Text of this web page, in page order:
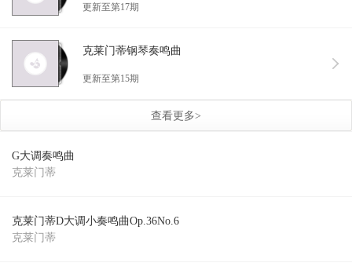
更新至第17期
克莱门蒂钢琴奏鸣曲
更新至第15期
查看更多>
G大调奏鸣曲
克莱门蒂
克莱门蒂D大调小奏鸣曲Op.36No.6
克莱门蒂